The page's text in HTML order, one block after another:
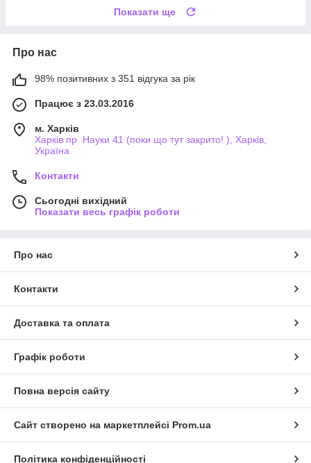
Показати ще
Про нас
98% позитивних з 351 відгука за рік
Працює з 23.03.2016
м. Харків
Харків пр. Науки 41 (поки що тут закрито! ), Харків,
Україна
Контакти
Сьогодні вихідний
Показати весь графік роботи
Про нас
Контакти
Доставка та оплата
Графік роботи
Повна версія сайту
Сайт створено на маркетплейсі Prom.ua
Політика конфіденційності